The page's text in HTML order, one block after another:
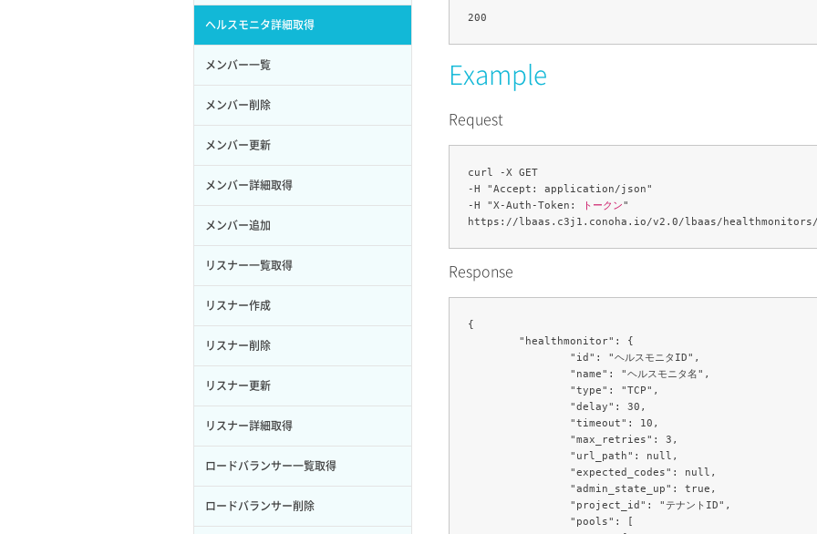
ロールにパーミッションを紐づけ
ロール一覧取得
ロール作成
ロール削除
ロール更新
ロール詳細取得
ボリューム一覧取得
ボリューム作成
ボリューム削除
ボリューム更新
ボリューム詳細一覧取得
ボリューム詳細取得
自動バックアップ有効化
自動バックアップ無効化
サーバーに紐づくアドレス取得（ネッ
変更）
サーバー一覧取得
サーバー作成
サーバー再構築（OS再インストール）
サーバー利用状況グラフ（CPU）
セキュリティグループ ルール詳細取得
セキュリティグループ一覧取得
セキュリティグループ作成
セキュリティグループ削除
セキュリティグループ更新
セキュリティグループ詳細取得
ネットワーク一覧取得
ネットワーク作成（ローカルネットワ
ーク用）
ネットワーク削除（ローカルネットワ
ーク用）
ネットワーク詳細取得
ポート一覧取得
ポート作成（ローカルネットワーク
用）
ヘルスモニタ詳細取得
メンバー一覧
メンバー削除
メンバー更新
メンバー詳細取得
メンバー追加
リスナー一覧取得
リスナー作成
リスナー削除
リスナー更新
リスナー詳細取得
ロードバランサー一覧取得
ロードバランサー削除
Example
Request
curl -X GET
-H "Accept: application/json"
-H "X-Auth-Token:
トークン"
https://lbaas.c3j1.conoha.io/v2.0/lbaas/healthmonitors/
Response
{